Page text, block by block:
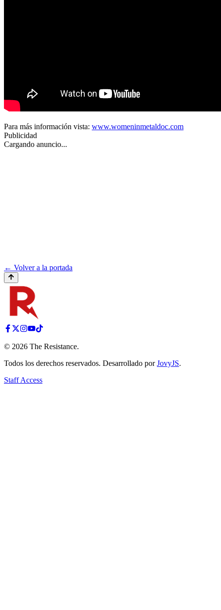
Para más información vista: www.womeninmetaldoc.com
Publicidad
Cargando anuncio...
← Volver a la portada
© 2026 The Resistance.
Todos los derechos reservados. Desarrollado por JovyJS.
Staff Access